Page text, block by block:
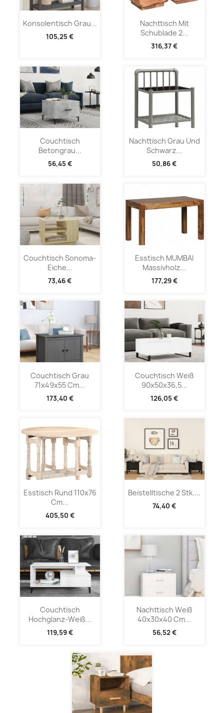
Konsolentisch Grau...
105,25 €
Nachttisch Mit
Schublade 2...
316,37 €
Couchtisch
Betongrau...
56,45 €
Nachttisch Grau Und
Schwarz...
50,86 €
Couchtisch Sonoma-
Eiche...
73,46 €
Esstisch MUMBAI
Massivholz...
177,29 €
Couchtisch Grau
71x49x55 Cm...
173,40 €
Couchtisch Weiß
90x50x36,5...
126,05 €
Esstisch Rund 110x76
Cm...
405,50 €
Beistelltische 2 Stk....
74,40 €
Couchtisch
Hochglanz-Weiß...
119,59 €
Nachttisch Weiß
40x30x40 Cm...
56,52 €